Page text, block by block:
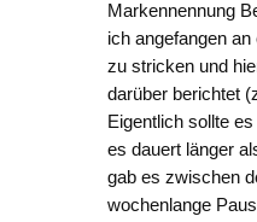
Markennennung
ich angefangen
zu stricken und
darüber berichtet
Eigentlich sollte
es dauert länger
gab es zwischen
wochenlange